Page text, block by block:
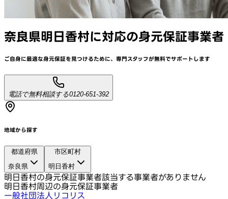
奈良県明日香村に対応の身元保証事業者
ご自身に最適な身元保証を見つけるために、 専門スタッフが無料でサポートします
電話で無料相談する0120-651-392
地域から探す
都道府県
奈良県
市区町村
明日香村
明日香村の身元保証事業者該当する事業者がありません
明日香村周辺の身元保証事業者
一般社団法人リコリス